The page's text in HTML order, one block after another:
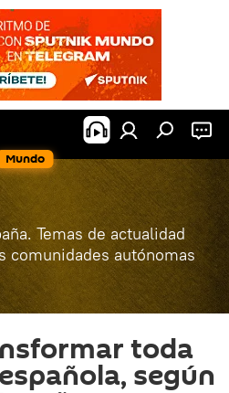
Mundo
Temas de actualidad
comunidades autónomas
toda
según